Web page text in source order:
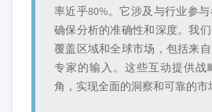
率近乎80%。它涉及与行业参
确保分析的准确性和深度。我
覆盖区域和全球市场，包括来
专家的输入。这些互动提供战
角，实现全面的洞察和可靠的市